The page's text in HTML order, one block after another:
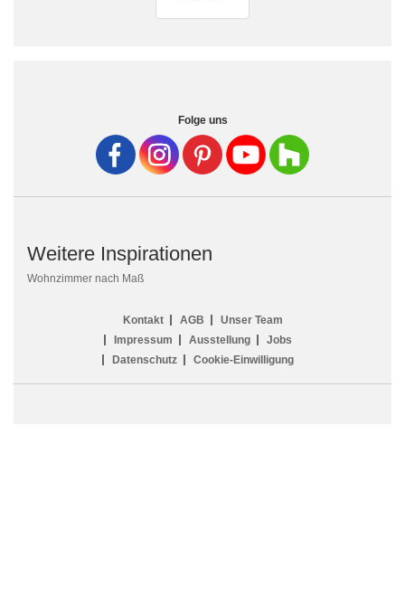
Folge uns
Weitere Inspirationen
Wohnzimmer nach Maß
Kontakt AGB
Unser Team
Impressum
Ausstellung
Jobs
Datenschutz
Cookie-Einwilligung